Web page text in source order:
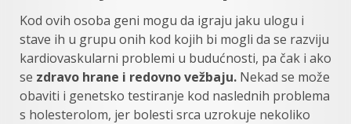
Kod ovih osoba geni mogu da igraju jaku ulogu i
stave ih u grupu onih kod kojih bi mogli da se razviju
kardiovaskularni problemi u budućnosti, pa čak i ako
se zdravo hrane i redovno vežbaju. Nekad se može
obaviti i genetsko testiranje kod naslednih problema
s holesterolom, jer bolesti srca uzrokuje nekoliko